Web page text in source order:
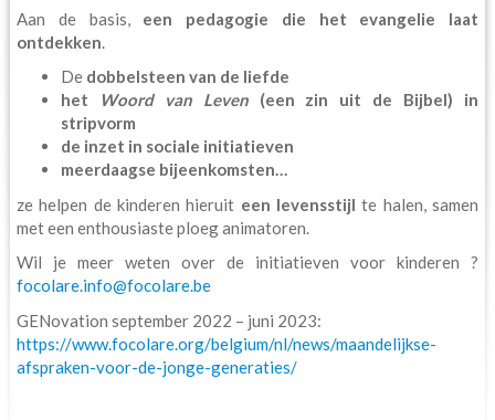
Aan de basis,
een pedagogie die het evangelie laat
ontdekken
De dobbelsteen van de liefde
het
Woord van Leven(een zin uit de Bijbel) in
stripvorm
de inzet in sociale initiatieven
meerdaagse bijeenkomsten…
ze helpen de kinderen hieruit een levensstijl te halen, samen
met een enthousiaste ploeg animatoren.
Wil je meer weten over de initiatieven voor kinderen ?
focolare.info@focolare.be
GENovation september 2022 – juni 2023:
https://www.focolare.org/belgium/nl/news/maandelijkse-
afspraken-voor-de-jonge-generaties/